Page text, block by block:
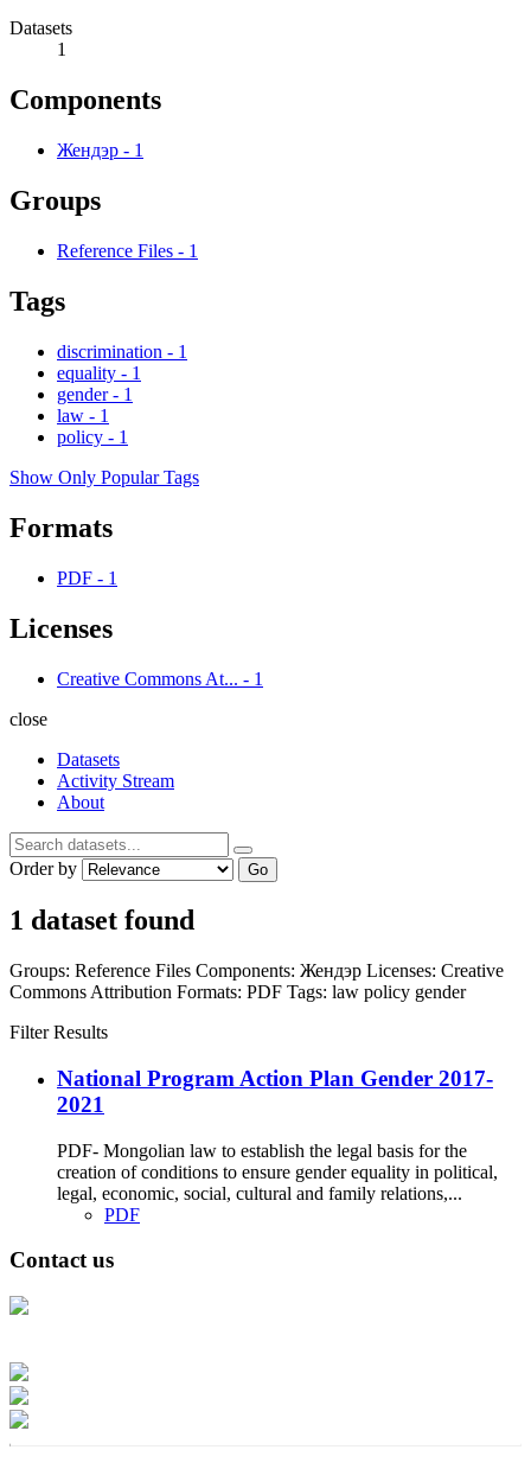
Datasets
1
Components
Жендэр - 1
Groups
Reference Files - 1
Tags
discrimination - 1
equality - 1
gender - 1
law - 1
policy - 1
Show Only Popular Tags
Formats
PDF - 1
Licenses
Creative Commons At... - 1
close
Datasets
Activity Stream
About
Order by Go
1 dataset found
Groups: Reference Files Components: Жендэр Licenses: Creative
Commons Attribution Formats: PDF Tags: law policy gender
Filter Results
National Program Action Plan Gender 2017-
2021
PDF- Mongolian law to establish the legal basis for the
creation of conditions to ensure gender equality in political,
legal, economic, social, cultural and family relations,...
PDF
Contact us